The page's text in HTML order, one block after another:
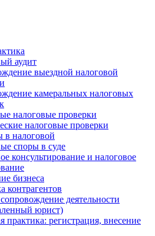
аудит
выездной налоговой
камеральных налоговых
налоговые проверки
налоговые проверки
в налоговой
споры в суде
консультирование и налоговое
бизнеса
контрагентов
деятельности
юрист)
практика: регистрация, внесение